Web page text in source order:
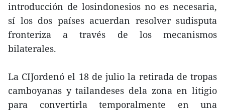
introducción de losindonesios no es necesaria,
sí los dos países acuerdan resolver sudisputa
fronteriza a través de los mecanismos
bilaterales.
La CIJordenó el 18 de julio la retirada de tropas
camboyanas y tailandeses dela zona en litigio
para convertirla temporalmente en una